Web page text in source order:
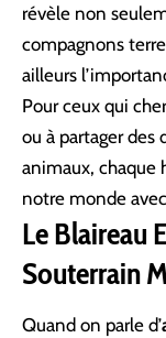
révèle non
compagnons
ailleurs
Pour ceux qui
ou à partager des
animaux, chaque
notre monde
Le Blaireau
Souterrain
Quand on parle d’